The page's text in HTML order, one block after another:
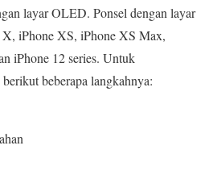
layar OLED. Ponsel dengan layar
X, iPhone XS, iPhone XS Max,
iPhone 12 series. Untuk
beberapa langkahnya: